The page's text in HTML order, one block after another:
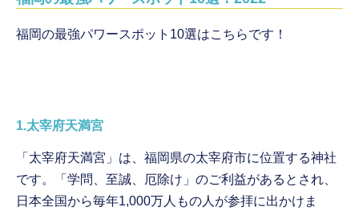
福岡の最強パワースポット10選はこちらです！
1.太宰府天満宮
「太宰府天満宮」は、福岡県の太宰府市に位置する神社
です。「学問、至誠、厄除け」のご利益があるとされ、
日本全国から毎年1,000万人もの人が参拝に出かけま